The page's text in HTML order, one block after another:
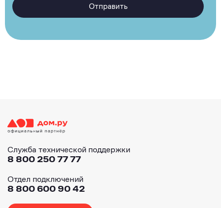
Отправить
Служба технической поддержки
8 800 250 77 77
Отдел подключений
8 800 600 90 42